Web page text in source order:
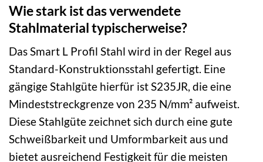
Wie stark ist das verwendete
Stahlmaterial typischerweise?
Das Smart L Profil Stahl wird in der Regel aus
Standard-Konstruktionsstahl gefertigt. Eine
gängige Stahlgüte hierfür ist S235JR, die eine
Mindeststreckgrenze von 235 N/mm² aufweist.
Diese Stahlgüte zeichnet sich durch eine gute
Schweißbarkeit und Umformbarkeit aus und
bietet ausreichend Festigkeit für die meisten